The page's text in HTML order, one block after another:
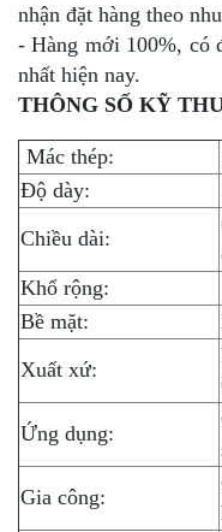
nhận đặt hàng theo
- Hàng mới 100%, có
nhất hiện nay.
THÔNG SỐ KỸ
Mác thép:
Độ dày:
Chiều dài:
Khổ rộng:
Bề mặt:
Xuất xứ:
Ứng dụng:
Gia công: